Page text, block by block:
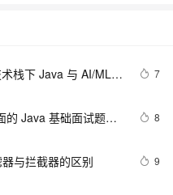
栈下 Java 与 AI/ML
7
的 Java 基础面试题整
8
与拦截器的区别 9